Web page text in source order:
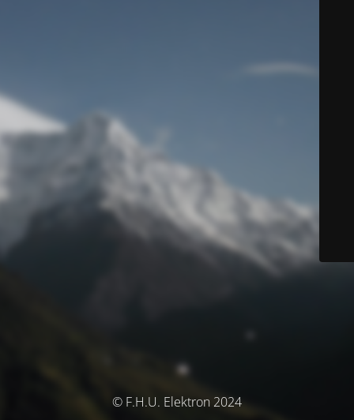
© F.H.U. Elektron 2024